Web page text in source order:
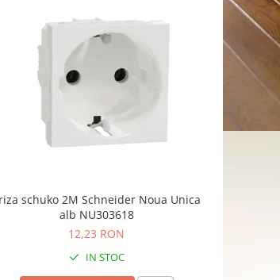
schuko 2M Schneider Noua Unica
alb NU303618
12,23 RON
IN STOC